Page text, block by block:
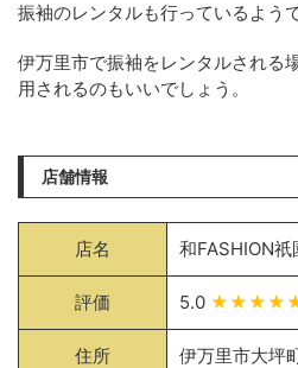
振袖のレンタルも行っているようで
伊万里市で振袖をレンタルされる
用されるのもいいでしょう。
店舗情報
店名 和FASHION祇
評価 5.0
住所 伊万里市大坪